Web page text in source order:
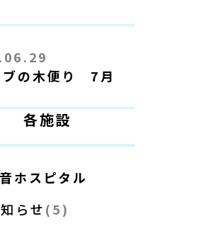
ブの木便り 7月
各施設
ホスピタル
らせ(5)